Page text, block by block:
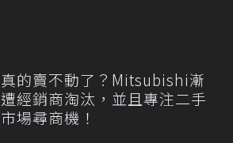
真的賣不動了？Mitsubishi漸
遭經銷商淘汰，並且專注二手
市場尋商機！